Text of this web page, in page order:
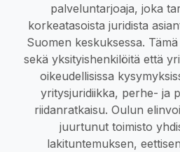
palveluntarjoaja, joka
korkeatasoista juridista
Suomen keskuksessa.
sekä yksityishenkilöitä että
oikeudellisissa
yritysjuridiikka, perhe- ja
riidanratkaisu. Oulun
juurtunut toimisto
lakituntemuksen,